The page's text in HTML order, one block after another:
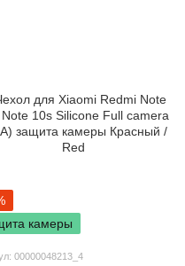
камеры
00000048213_4